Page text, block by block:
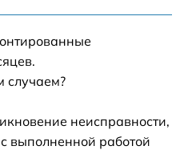
случаем?
неисправности,
выполненной работой